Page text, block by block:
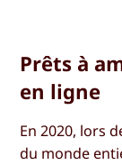
Prêts à
en ligne
En 2020, lors
du monde